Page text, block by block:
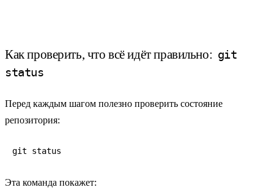
Как проверить, что всё идёт правильно: git
status
Перед каждым шагом полезно проверить состояние
репозитория:
git status
Эта команда покажет: